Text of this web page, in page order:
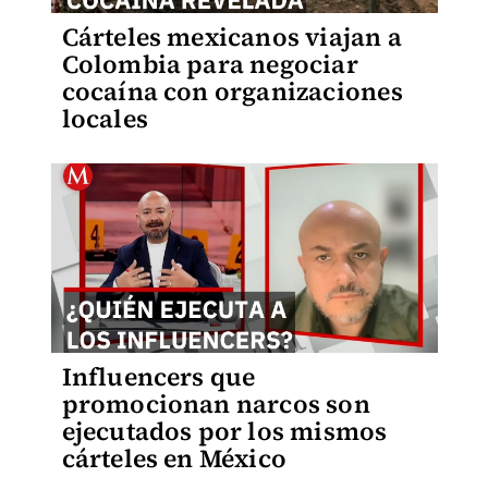
Cárteles mexicanos viajan a
Colombia para negociar
cocaína con organizaciones
locales
Influencers que
promocionan narcos son
ejecutados por los mismos
cárteles en México